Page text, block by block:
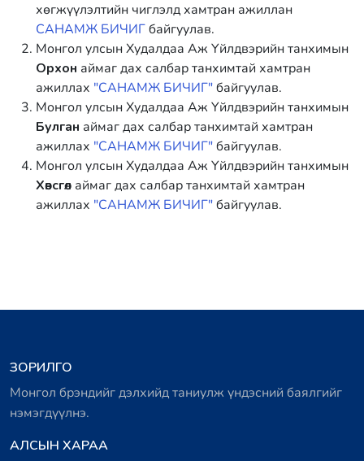
хөгжүүлэлтийн чиглэлд хамтран ажиллан
САНАМЖ БИЧИГбайгуулав.
Монгол улсын Худалдаа Аж Үйлдвэрийн танхимын
Орхон аймаг дах салбар танхимтай хамтран
ажиллах "САНАМЖ БИЧИГ"байгуулав.
Монгол улсын Худалдаа Аж Үйлдвэрийн танхимын
Булган аймаг дах салбар танхимтай хамтран
ажиллах "САНАМЖ БИЧИГ"байгуулав.
Монгол улсын Худалдаа Аж Үйлдвэрийн танхимын
Хөвсгөл аймаг дах салбар танхимтай хамтран
ажиллах "САНАМЖ БИЧИГ"байгуулав.
ЗОРИЛГО
Монгол брэндийг дэлхийд таниулж үндэсний баялгийг
нэмэгдүүлнэ.
АЛСЫН ХАРАА